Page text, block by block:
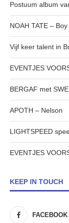
Postuum album
NOAH TATE –
Vijf keer talent in
EVENTJES
BERGAF met
APOTH – Nelson
LIGHTSPEED
EVENTJES
KEEP IN TOUCH
FACEBOOK